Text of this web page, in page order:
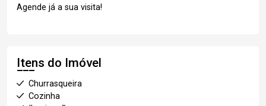
Agende já a sua visita!
Itens do Imóvel
Churrasqueira
Cozinha